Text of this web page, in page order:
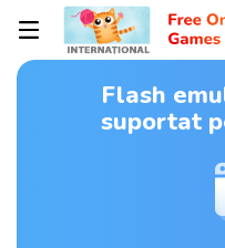
Flash
suportat